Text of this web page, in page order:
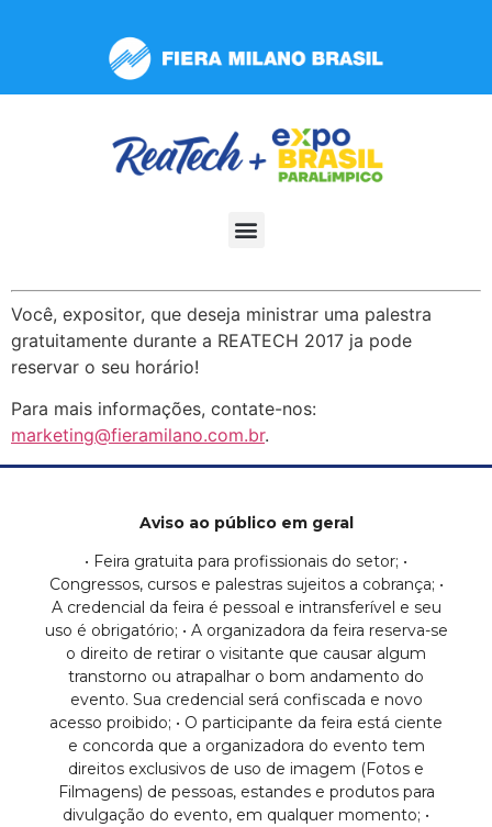
inclui
Você, expositor, que deseja ministrar uma palestra
gratuitamente durante a REATECH 2017 ja pode
reservar o seu horário!
Para mais informações, contate-nos:
marketing@fieramilano.com.br.
Aviso ao público em geral
• Feira gratuita para profissionais do setor; •
Congressos, cursos e palestras sujeitos a cobrança; •
A credencial da feira é pessoal e intransferível e seu
uso é obrigatório; • A organizadora da feira reserva-se
o direito de retirar o visitante que causar algum
transtorno ou atrapalhar o bom andamento do
evento. Sua credencial será confiscada e novo
acesso proibido; • O participante da feira está ciente
e concorda que a organizadora do evento tem
direitos exclusivos de uso de imagem (Fotos e
Filmagens) de pessoas, estandes e produtos para
divulgação do evento, em qualquer momento; •